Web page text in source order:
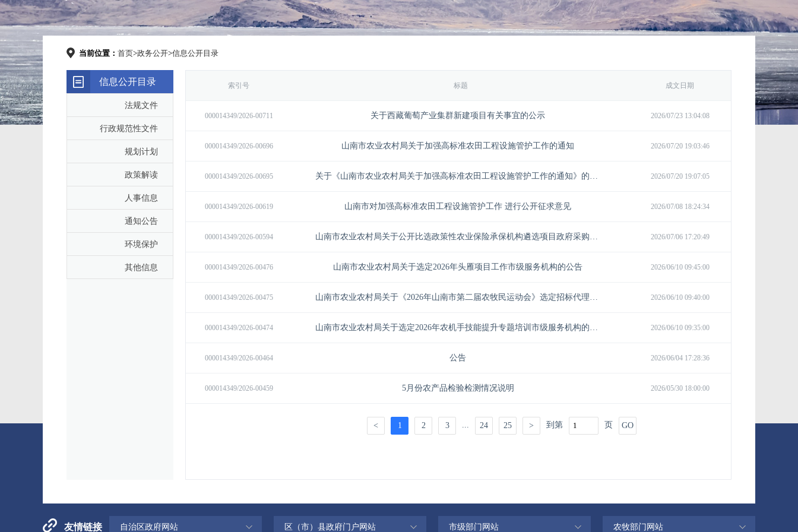
当前位置： 首页>政务公开>信息公开目录
信息公开目录
法规文件
行政规范性文件
规划计划
政策解读
人事信息
通知公告
环境保护
其他信息
友情链接 自治区政府网站 区（市）县政府门户网站 市级部门网站 农牧部门网站